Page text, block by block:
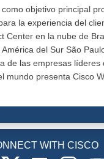
objetivo principal
la experiencia del
Center en la nube de
del Sur São
de las empresas líderes
mundo presenta Cisco
WITH CISCO